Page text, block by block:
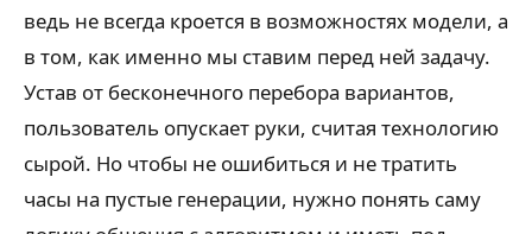
ведь не всегда кроется в возможностях модели, а
в том, как именно мы ставим перед ней задачу.
Устав от бесконечного перебора вариантов,
пользователь опускает руки, считая технологию
сырой. Но чтобы не ошибиться и не тратить
часы на пустые генерации, нужно понять саму